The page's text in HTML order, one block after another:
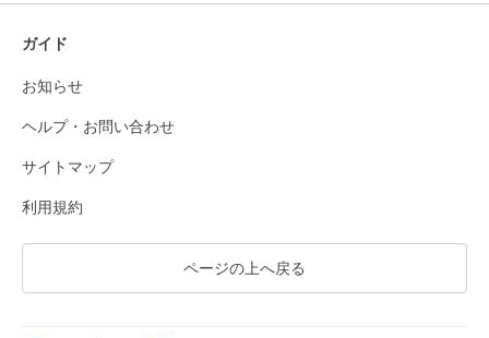
ガイド
お知らせ
ヘルプ・お問い合わせ
サイトマップ
利用規約
ページの上へ戻る